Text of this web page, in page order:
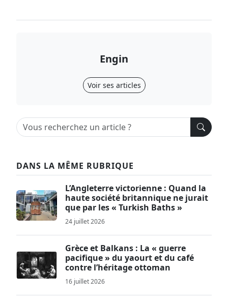
Engin
Voir ses articles
DANS LA MÊME RUBRIQUE
L’Angleterre victorienne : Quand la
haute société britannique ne jurait
que par les « Turkish Baths »
24 juillet 2026
Grèce et Balkans : La « guerre
pacifique » du yaourt et du café
contre l’héritage ottoman
16 juillet 2026